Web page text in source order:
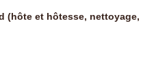
(hôte et hôtesse, nettoyage,